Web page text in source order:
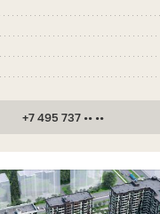
+7 495 737 •• ••